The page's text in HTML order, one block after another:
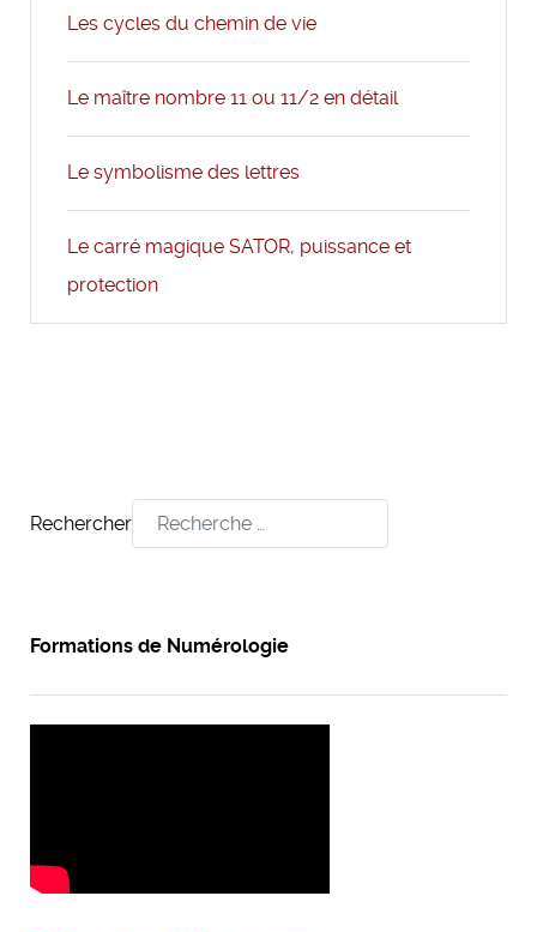
Les cycles du chemin de vie
Le maître nombre 11 ou 11/2 en détail
Le symbolisme des lettres
Le carré magique SATOR, puissance et
protection
Rechercher
Formations de Numérologie